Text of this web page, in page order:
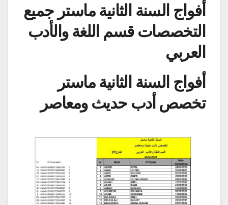
أفواج السنة الثانية ماستر جميع
التخصصات قسم اللغة والأدب
العربي
أفواج السنة الثانية ماستر
تخصص أدب حديث ومعاصر